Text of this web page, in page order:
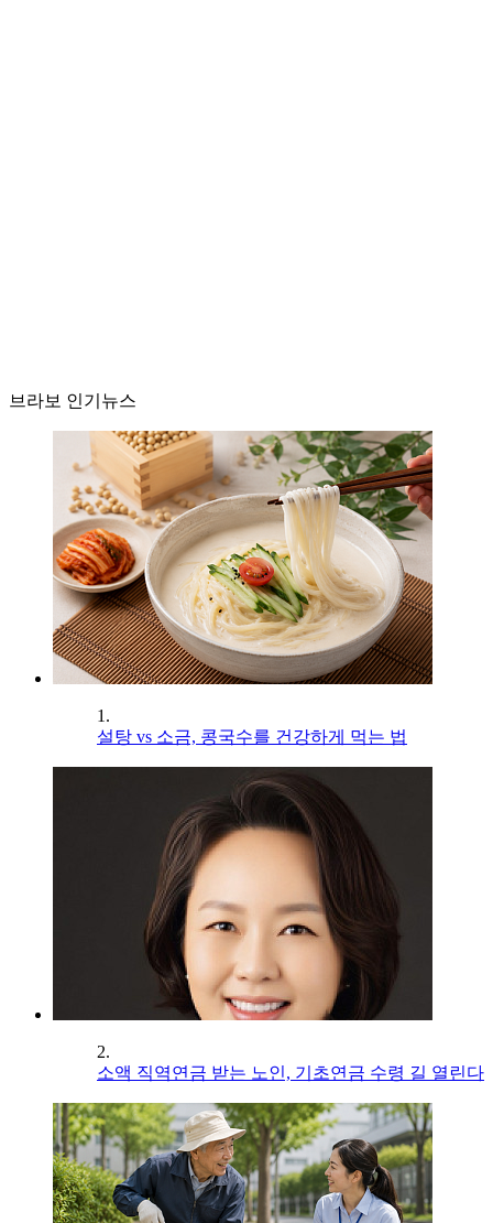
브라보 인기뉴스
1.
설탕 vs 소금, 콩국수를 건강하게 먹는 법
2.
소액 직역연금 받는 노인, 기초연금 수령 길 열린다